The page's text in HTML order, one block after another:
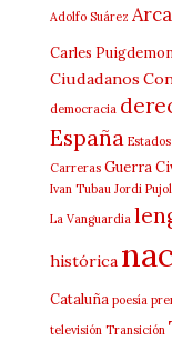
Adolfo Suárez
Carles
Ciudadanos
democracia
España
Carreras Guerra
Ivan Tubau Jordi Pujol
La Vanguardia
histórica
Cataluña poesía
televisión Transición